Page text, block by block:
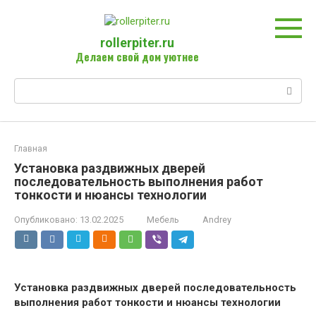
rollerpiter.ru
Делаем свой дом уютнее
Главная
Установка раздвижных дверей
последовательность выполнения работ
тонкости и нюансы технологии
Опубликовано: 13.02.2025 Мебель Andrey
Установка раздвижных дверей последовательность
выполнения работ тонкости и нюансы технологии